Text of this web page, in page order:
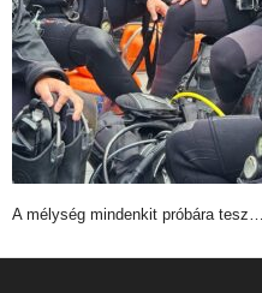
A mélység mindenkit próbára tesz….